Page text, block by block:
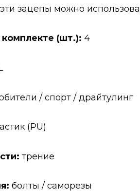
зацепы можно
комплекте (шт.): 4
/ спорт / драйтулинг
(PU)
трение
болты / саморезы